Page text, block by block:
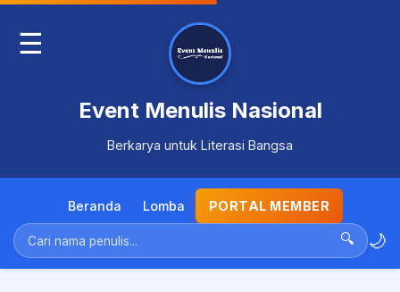
☰
Event Menulis Nasional
Berkarya untuk Literasi Bangsa
Beranda Lomba PORTAL MEMBER
🔍 🌙